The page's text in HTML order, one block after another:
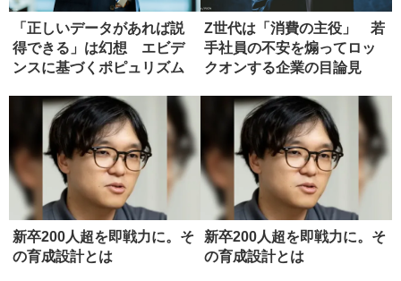
「正しいデータがあれば説
得できる」は幻想 エビデ
ンスに基づくポピュリズム
Z世代は「消費の主役」 若
手社員の不安を煽ってロッ
クオンする企業の目論見
新卒200人超を即戦力に。そ
の育成設計とは
新卒200人超を即戦力に。そ
の育成設計とは